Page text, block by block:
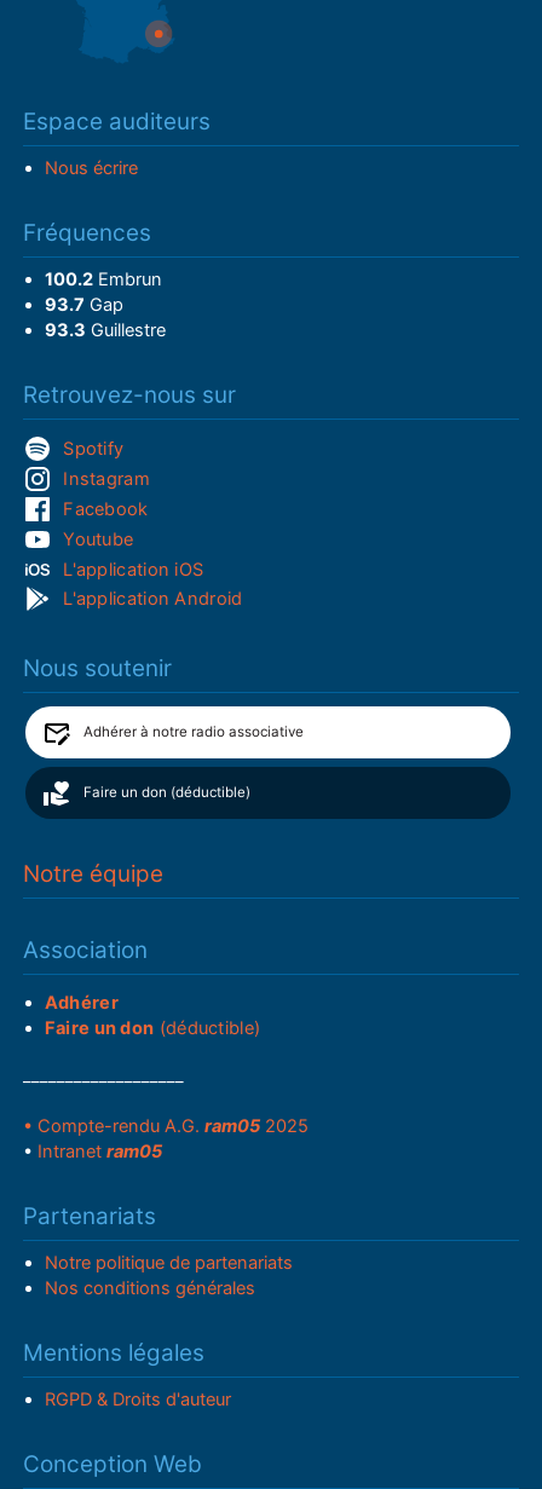
Espace auditeurs
Nous écrire
Fréquences
100.2Embrun
93.7 Gap
93.3 Guillestre
Retrouvez-nous sur
Spotify
Instagram
Facebook
Youtube
L'application iOS
L'application Android
Nous soutenir
Adhérer à notre radio associative
Faire un don (déductible)
Notre équipe
Association
Adhérer
Faire un don (déductible)
• Compte-rendu A.G.ram05 2025
• Intranetram05
Partenariats
Notre politique de partenariats
Nos conditions générales
Mentions légales
RGPD & Droits d'auteur
Conception Web